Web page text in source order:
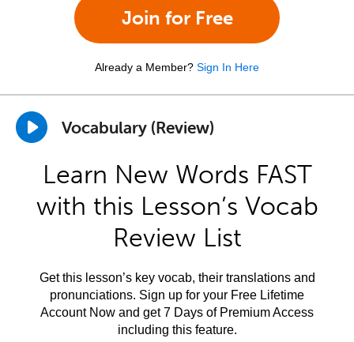
Join for Free
Already a Member? Sign In Here
Vocabulary (Review)
Learn New Words FAST
with this Lesson’s Vocab
Review List
Get this lesson’s key vocab, their translations and
pronunciations. Sign up for your Free Lifetime
Account Now and get 7 Days of Premium Access
including this feature.